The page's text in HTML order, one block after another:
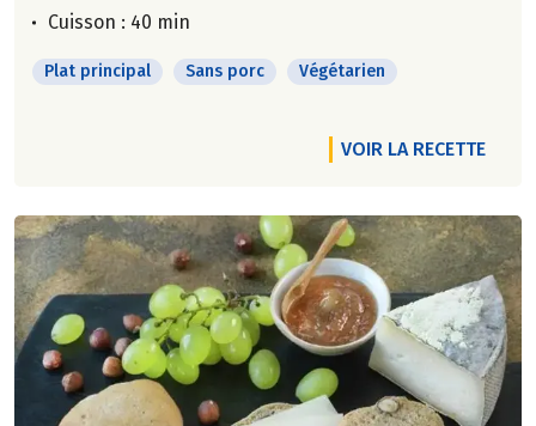
Cuisson : 40 min
Plat principal Sans porc Végétarien
VOIR LA RECETTE